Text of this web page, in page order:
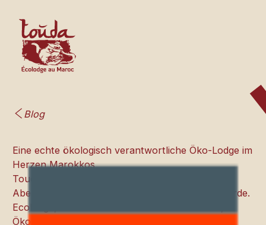
Blog
Eine echte ökologisch verantwortliche Öko-Lodge im
Herzen Marokkos
Touda ist ein menschliches und ökologisches
Abenteuer, das im Aït Bougmez-Tal geboren wurde.
Ecolodge, landwirtschaftliche Genossenschaft,
Ökomuseum und assoziative Projekte bilden